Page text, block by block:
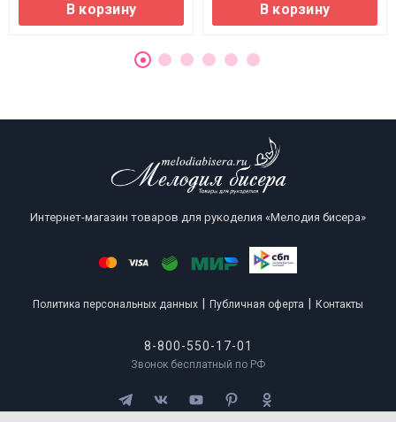
В корзину В корзину
Интернет-магазин товаров для рукоделия «Мелодия бисера»
Политика персональных данных Публичная оферта Контакты
8-800-550-17-01
Звонок бесплатный по РФ